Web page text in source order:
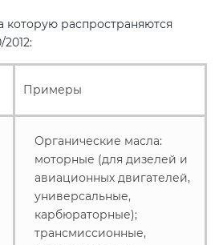
которую распространяются
Примеры
Органические масла:
моторные (для дизелей и
авиационных двигателей,
универсальные,
карбюраторные);
трансмиссионные,